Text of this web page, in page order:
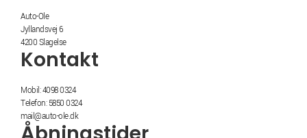
Auto-Ole
Jyllandsvej 6
4200 Slagelse
Kontakt
Mobil: 4098 0324
Telefon: 5850 0324
mail@auto-ole.dk